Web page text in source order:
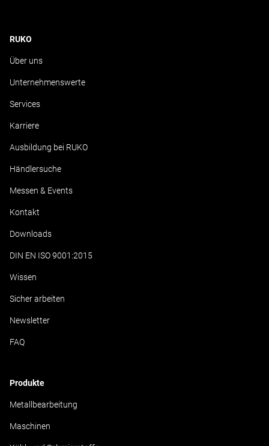
RUKO
Über uns
Unternehmenswerte
Services
Karriere
Ausbildung bei RUKO
Händlersuche
Messen & Events
Kontakt
Downloads
DIN EN ISO 9001:2015
Wissen
Sicher arbeiten
Newsletter
FAQ
Produkte
Metallbearbeitung
Maschinen